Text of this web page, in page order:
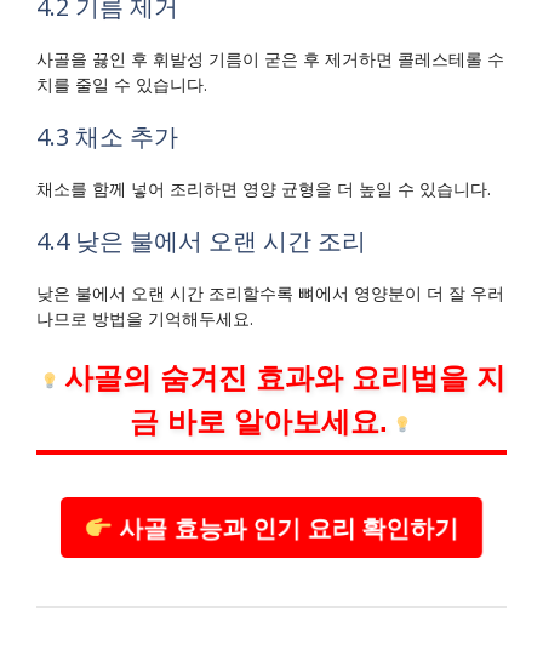
4.2 기름 제거
사골을 끓인 후 휘발성 기름이 굳은 후 제거하면 콜레스테롤 수
치를 줄일 수 있습니다.
4.3 채소 추가
채소를 함께 넣어 조리하면 영양 균형을 더 높일 수 있습니다.
4.4 낮은 불에서 오랜 시간 조리
낮은 불에서 오랜 시간 조리할수록 뼈에서 영양분이 더 잘 우러
나므로 방법을 기억해두세요.
사골의 숨겨진 효과와 요리법을 지
금 바로 알아보세요.
사골 효능과 인기 요리 확인하기